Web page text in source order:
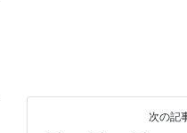
次の記